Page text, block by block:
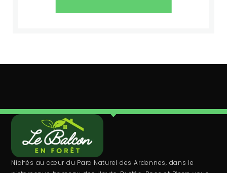
Nichés au cœur du Parc Naturel des Ardennes, dans le